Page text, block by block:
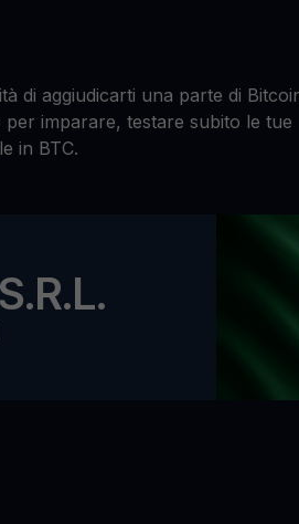
di aggiudicarti una parte di
per imparare, testare subito le tue
in BTC.